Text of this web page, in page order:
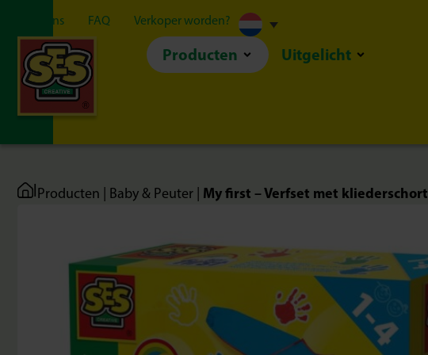
Over ons FAQ Verkoper worden?
Producten Uitgelicht
|Producten Baby & Peuter My first – Verfset met kliederschort